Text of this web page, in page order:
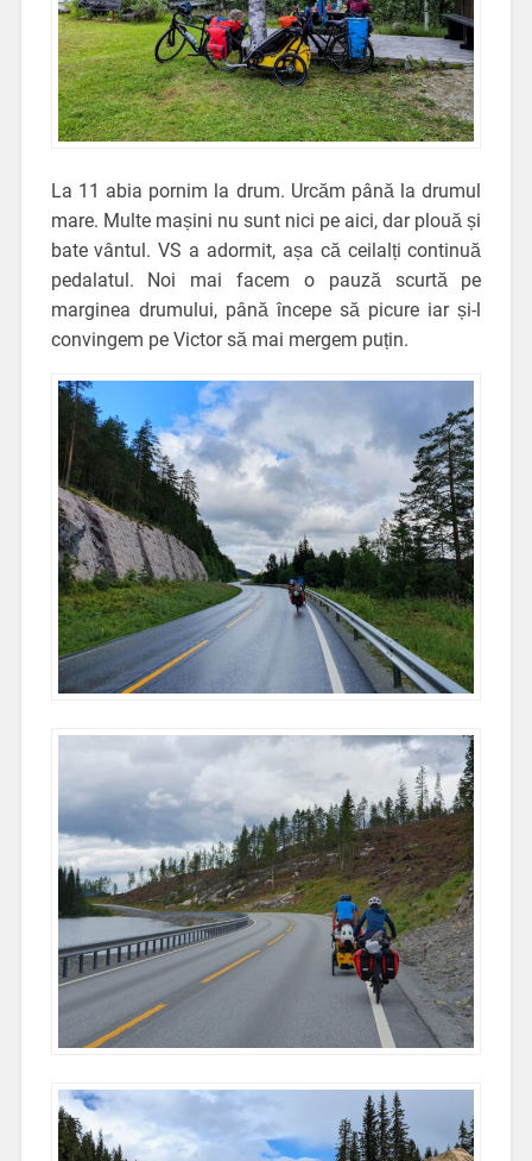
La 11 abia pornim la drum. Urcăm până la drumul
mare. Multe mașini nu sunt nici pe aici, dar plouă și
bate vântul. VS a adormit, așa că ceilalți continuă
pedalatul. Noi mai facem o pauză scurtă pe
marginea drumului, până începe să picure iar și-l
convingem pe Victor să mai mergem puțin.